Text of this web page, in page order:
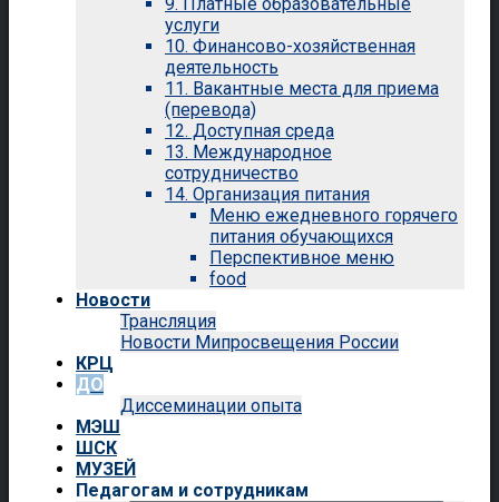
услуги
10. Финансово-хозяйственная
деятельность
11. Вакантные места для приема
(перевода)
12. Доступная среда
13. Международное
сотрудничество
14. Организация питания
Меню ежедневного горячего
питания обучающихся
Перспективное меню
food
Новости
Трансляция
Новости Мипросвещения России
КРЦ
ДО
Диссеминации опыта
МЭШ
ШСК
МУЗЕЙ
Педагогам и сотрудникам